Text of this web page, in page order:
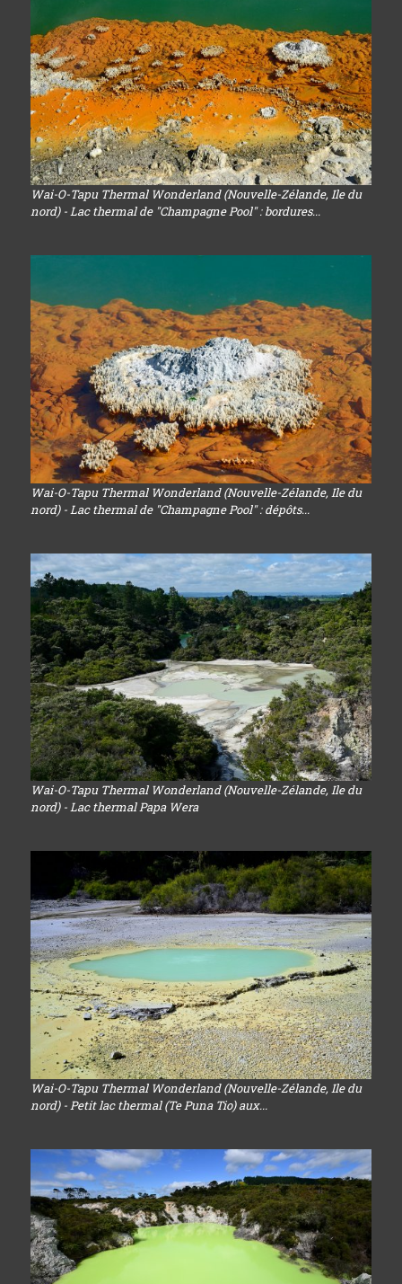
Wai-O-Tapu Thermal Wonderland (Nouvelle-Zélande, Ile du
nord) - Lac thermal de "Champagne Pool" : bordures...
Wai-O-Tapu Thermal Wonderland (Nouvelle-Zélande, Ile du
nord) - Lac thermal de "Champagne Pool" : dépôts...
Wai-O-Tapu Thermal Wonderland (Nouvelle-Zélande, Ile du
nord) - Lac thermal Papa Wera
Wai-O-Tapu Thermal Wonderland (Nouvelle-Zélande, Ile du
nord) - Petit lac thermal (Te Puna Tio) aux...